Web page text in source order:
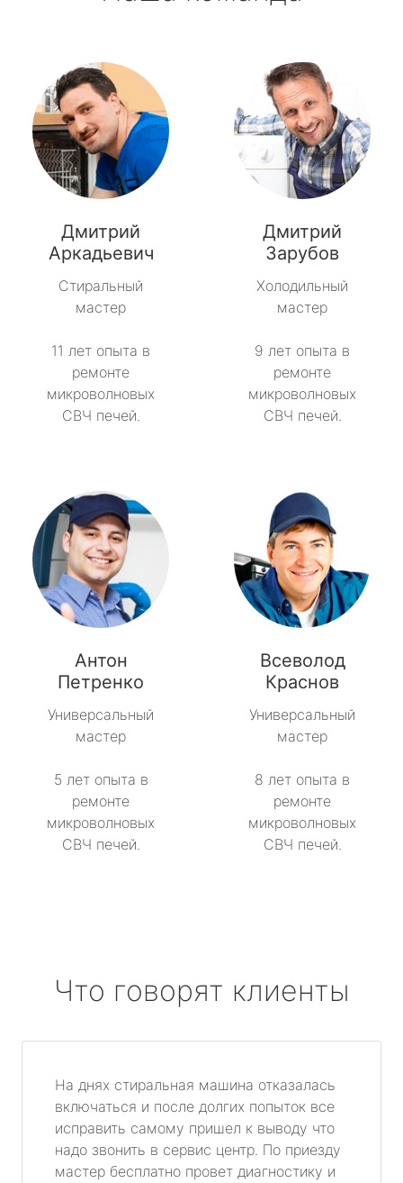
Дмитрий
Аркадьевич
Стиральный
мастер
11 лет опыта в
ремонте
микроволновых
СВЧ печей.
Дмитрий
Зарубов
Холодильный
мастер
9 лет опыта в
ремонте
микроволновых
СВЧ печей.
Антон
Петренко
Универсальный
мастер
5 лет опыта в
ремонте
микроволновых
СВЧ печей.
Всеволод
Краснов
Универсальный
мастер
8 лет опыта в
ремонте
микроволновых
СВЧ печей.
Что говорят клиенты
На днях стиральная машина отказалась
включаться и после долгих попыток все
исправить самому пришел к выводу что
надо звонить в сервис центр. По приезду
мастер бесплатно провет диагностику и